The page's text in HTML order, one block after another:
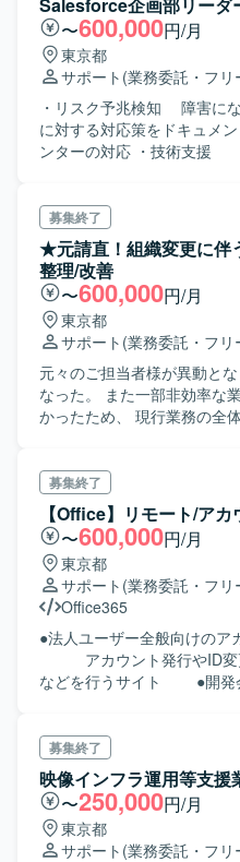
〜600,000円/月
東京都
サポート (業務委託・フリ
・リスク予兆検知 障害に
に対する対応策をドキュメ
ンターの対応 ・技術支援
募集終了
★元請直！組織変更に伴
整理/改善
〜600,000円/月
東京都
サポート (業務委託・フリ
元々のご担当者様が異動と
なった。 また一部非効率な
かったため、 現行業務の全
募集終了
【Office】リモート/ア
〜600,000円/月
東京都
サポート (業務委託・フリ
Office365
●法人ユーザー全般向けのア
アカウント発行やID変
などを行うサイト ●開
ク
募集終了
映像インフラ運用等支援
〜250,000円/月
東京都
サポート (業務委託・フリ